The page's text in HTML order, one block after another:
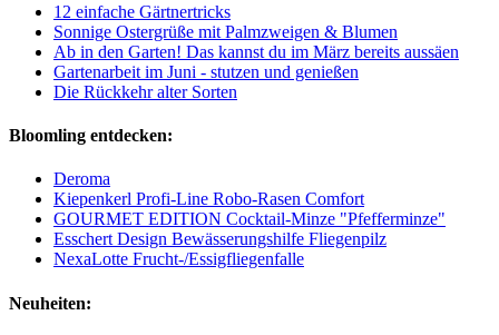
12 einfache Gärtnertricks
Sonnige Ostergrüße mit Palmzweigen & Blumen
Ab in den Garten! Das kannst du im März bereits aussäen
Gartenarbeit im Juni - stutzen und genießen
Die Rückkehr alter Sorten
Bloomling entdecken:
Deroma
Kiepenkerl Profi-Line Robo-Rasen Comfort
GOURMET EDITION Cocktail-Minze "Pfefferminze"
Esschert Design Bewässerungshilfe Fliegenpilz
NexaLotte Frucht-/Essigfliegenfalle
Neuheiten: